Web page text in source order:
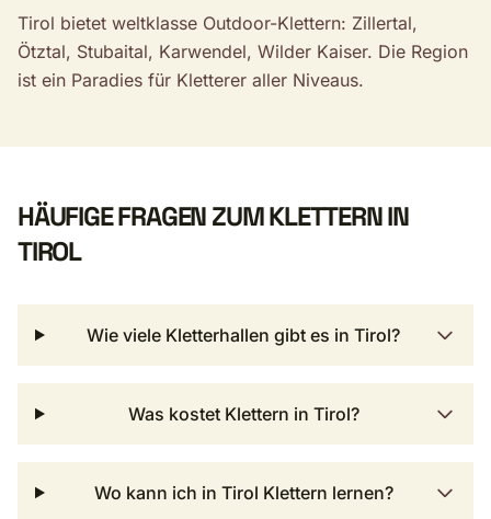
Tirol bietet weltklasse Outdoor-Klettern: Zillertal,
Ötztal, Stubaital, Karwendel, Wilder Kaiser. Die Region
ist ein Paradies für Kletterer aller Niveaus.
HÄUFIGE FRAGEN ZUM KLETTERN IN
TIROL
Wie viele Kletterhallen gibt es in Tirol?
Was kostet Klettern in Tirol?
Wo kann ich in Tirol Klettern lernen?